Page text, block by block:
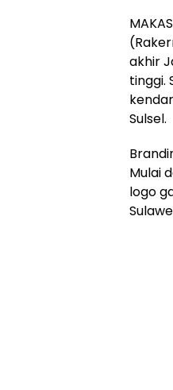
akhir
tinggi.
Sulsel.
Mulai
logo